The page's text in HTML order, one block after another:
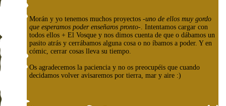
Morán y yo tenemos muchos proyectos -uno de ellos muy gordo
que esperamos poder enseñaros pronto- . Intentamos cargar con
todos ellos + El Vosque y nos dimos cuenta de que o dábamos un
pasito atrás y cerrábamos alguna cosa o no íbamos a poder. Y en
cómic, cerrar cosas lleva su tiempo.
Os agradecemos la paciencia y no os preocupéis que cuando
decidamos volver avisaremos por tierra, mar y aire :)